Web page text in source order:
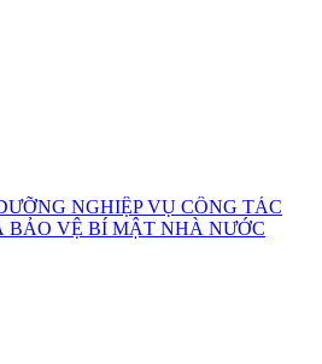
NGHIỆP VỤ CÔNG TÁC
VỆ BÍ MẬT NHÀ NƯỚC